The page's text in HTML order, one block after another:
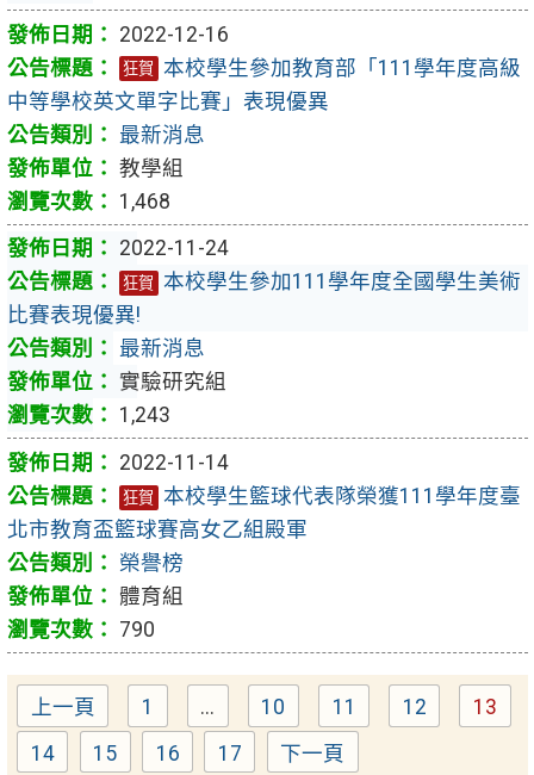
2022-12-16
狂賀
本校學生參加教育部「111學年度高級
中等學校英文單字比賽」表現優異
最新消息
教學組
1,468
2022-11-24
狂賀
本校學生參加111學年度全國學生美術
比賽表現優異!
最新消息
實驗研究組
1,243
2022-11-14
狂賀
本校學生籃球代表隊榮獲111學年度臺
北市教育盃籃球賽高女乙組殿軍
榮譽榜
體育組
790
上一頁 Page
1 ... Page
10 Page
11 Page
12 Page
13
Page
14 Page
15 Page
16 Page
17 下一頁